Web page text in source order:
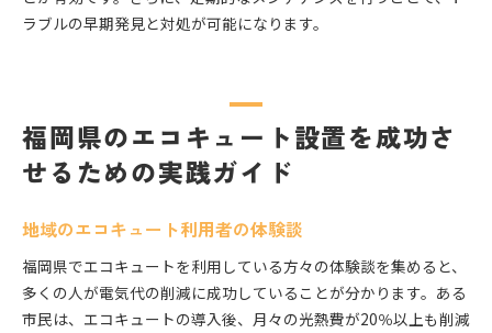
ラブルの早期発見と対処が可能になります。
福岡県のエコキュート設置を成功さ
せるための実践ガイド
地域のエコキュート利用者の体験談
福岡県でエコキュートを利用している方々の体験談を集めると、
多くの人が電気代の削減に成功していることが分かります。ある
市民は、エコキュートの導入後、月々の光熱費が20％以上も削減